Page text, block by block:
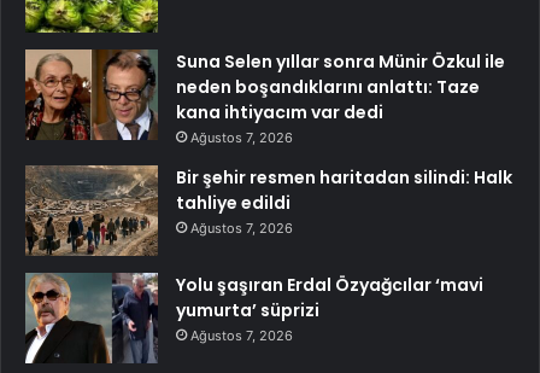
Suna Selen yıllar sonra Münir Özkul ile
neden boşandıklarını anlattı: Taze
kana ihtiyacım var dedi
Ağustos 7, 2026
Bir şehir resmen haritadan silindi: Halk
tahliye edildi
Ağustos 7, 2026
Yolu şaşıran Erdal Özyağcılar ‘mavi
yumurta’ süprizi
Ağustos 7, 2026